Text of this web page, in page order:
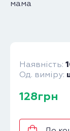
Наявність:
Од. виміру:
128грн